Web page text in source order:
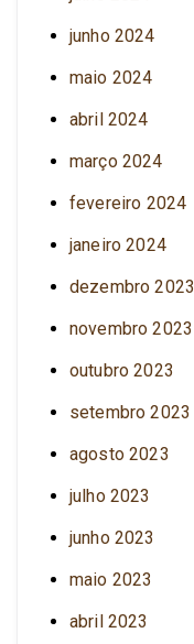
junho 2024
maio 2024
abril 2024
março 2024
fevereiro 2024
janeiro 2024
dezembro 2023
novembro 2023
outubro 2023
setembro 2023
agosto 2023
julho 2023
junho 2023
maio 2023
abril 2023